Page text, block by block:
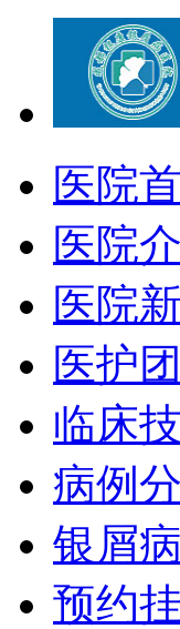
医院
医院
医院
医护
临床
病例
银屑
预约